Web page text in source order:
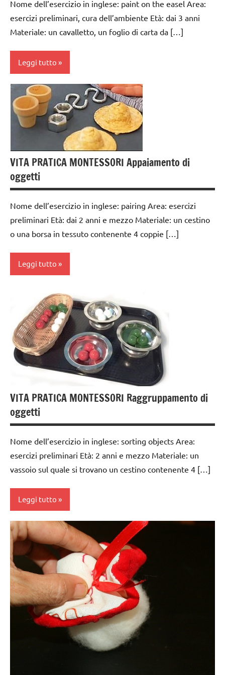
TUTTI GLI
ARTICOLI
PRATICA
MATEMATICA
MONTESSORI
moltiplicazione
riciclare
ARGOMENTI
PER ETA'
TUTTI GLI
ARTICOLI
PRATICA
GUIDA
MONTESSORI
TUTTI GLI
ARGOMENTI
PER ETA'
TUTTI GLI
ARTICOLI
PRATICA
Nome dell’esercizio in inglese: paint on the easel Area:
esercizi preliminari, cura dell’ambiente Età: dai 3 anni
Materiale: un cavalletto, un foglio di carta da […]
Leggi tutto
ARTE
IMMAGINE
cura
dell'ambiente
a 3
anni
3 ai
6
anni
esercizi
preliminari
e
elementari
GUIDA
DIDATTICA
MONTESSORI
pittura
ARGOMENTI
PER ETA'
TUTTI GLI
ARTICOLI
VITA
PRATICA
VITA PRATICA MONTESSORI Appaiamento di
oggetti
Nome dell’esercizio in inglese: pairing Area: esercizi
preliminari Età: dai 2 anni e mezzo Materiale: un cestino
o una borsa in tessuto contenente 4 coppie […]
Leggi tutto
anni
dai
3 ai
6
esercizi
preliminari
e
movimenti
elementari
GUIDA
DIDATTICA
TUTTI GLI
PER ETA'
TUTTI GLI
ARTICOLI
VITA
PRATICA
VITA PRATICA MONTESSORI Raggruppamento di
oggetti
Nome dell’esercizio in inglese: sorting objects Area:
esercizi preliminari Età: 2 anni e mezzo Materiale: un
vassoio sul quale si trovano un cestino contenente 4 […]
Leggi tutto
da 0
a 3
anni
dai
3 ai
6
anni
esercizi